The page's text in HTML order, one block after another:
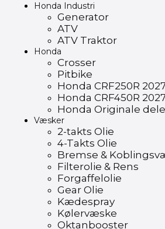
Honda Industri
Generator
ATV
ATV Traktor
Honda
Crosser
Pitbike
Honda CRF250R
Honda CRF450R
Honda Originale dele
Væsker
2-takts Olie
4-Takts Olie
Bremse &
Filterolie & Rens
Forgaffelolie
Gear Olie
Kædespray
Kølervæske
Oktanbooster